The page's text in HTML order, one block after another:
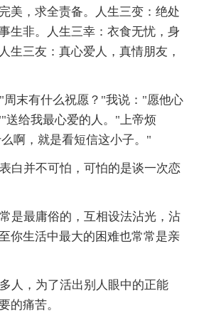
美，求全责备。人生三变：绝处
生非。人生三幸：衣食无忧，身
生三友：真心爱人，真情朋友，
周末有什么祝愿？"我说："愿他心
送给我最心爱的人。"上帝烦
啊，就是看短信这小子。"
白并不可怕，可怕的是谈一次恋
是最庸俗的，互相设法沾光，沾
你生活中最大的困难也常常是亲
人，为了活出别人眼中的正能
的痛苦。